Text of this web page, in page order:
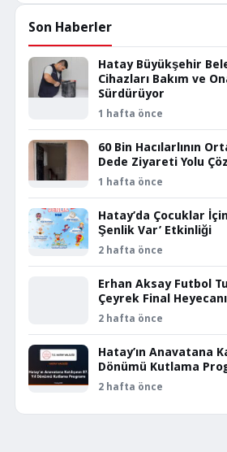
Son Haberler
Hatay Büyükşehir
Cihazları Bakım ve
Sürdürüyor
1 hafta önce
60 Bin Hacılarlının
Dede Ziyareti Yolu
1 hafta önce
Hatay’da Çocuklar
Şenlik Var’ Etkinliği
2 hafta önce
Erhan Aksay Futbol
Çeyrek Final Heyecanı
2 hafta önce
Hatay’ın Anavatana
Dönümü Kutlama
2 hafta önce